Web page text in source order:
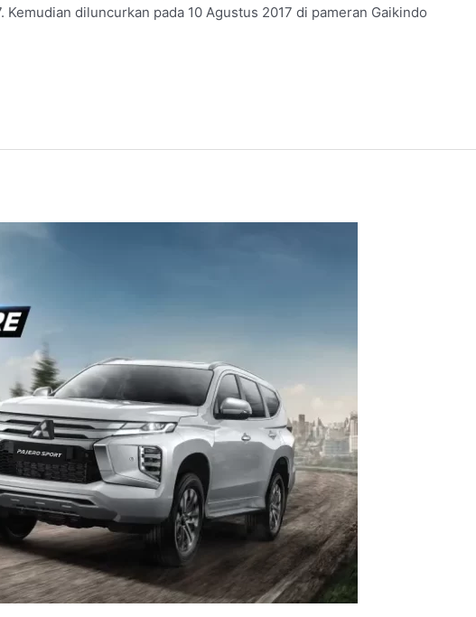
diluncurkan pada 10 Agustus 2017 di pameran Gaikindo